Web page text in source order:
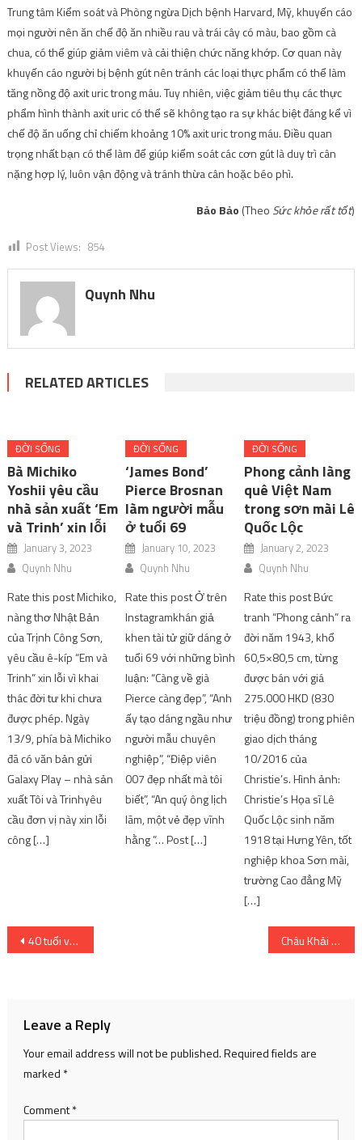
Trung tâm Kiểm soát và Phòng ngừa Dịch bệnh Harvard, Mỹ, khuyến cáo
mọi người nên ăn chế độ ăn nhiều rau và trái cây có màu, bao gồm cà
chua, có thể giúp giảm viêm và cải thiện chức năng khớp. Cơ quan này
khuyến cáo người bị bệnh gút nên tránh các loại thực phẩm có thể làm
tăng nồng độ axit uric trong máu. Tuy nhiên, việc giảm tiêu thụ các thực
phẩm hình thành axit uric có thể sẽ không tạo ra sự khác biệt đáng kể vì
chế độ ăn uống chỉ chiếm khoảng 10% axit uric trong máu. Điều quan
trọng nhất bạn có thể làm để giúp kiểm soát các cơn gút là duy trì cân
nặng hợp lý, luôn vận động và tránh thừa cân hoặc béo phì.
Bảo Bảo (Theo Sức khỏe rất tốt)
Post Views: 854
Quynh Nhu
RELATED ARTICLES
ĐỜI SỐNG
Bà Michiko
Yoshii yêu cầu
nhà sản xuất ‘Em
và Trinh’ xin lỗi
January 3, 2023
Quynh Nhu
Rate this post Michiko,
nàng thơ Nhật Bản
của Trịnh Công Sơn,
yêu cầu ê-kíp “Em và
Trinh” xin lỗi vì khai
thác đời tư khi chưa
được phép. Ngày
13/9, phía bà Michiko
đã có văn bản gửi
Galaxy Play – nhà sản
xuất Tôi và Trinhyêu
cầu đơn vị này xin lỗi
công […]
ĐỜI SỐNG
‘James Bond’
Pierce Brosnan
làm người mẫu
ở tuổi 69
January 10, 2023
Quynh Nhu
Rate this post Ở trên
Instagramkhán giả
khen tài tử giữ dáng ở
tuổi 69 với những bình
luận: “Càng về già
Pierce càng đẹp”, “Anh
ấy tạo dáng ngầu như
người mẫu chuyên
nghiệp”, “Điệp viên
007 đẹp nhất mà tôi
biết”, “An quý ông lịch
lãm, một vẻ đẹp vĩnh
hằng ”… Post […]
ĐỜI SỐNG
Phong cảnh làng
quê Việt Nam
trong sơn mài Lê
Quốc Lộc
January 2, 2023
Quynh Nhu
Rate this post Bức
tranh “Phong cảnh” ra
đời năm 1943, khổ
60,5×80,5 cm, từng
được bán với giá
275.000 HKD (830
triệu đồng) trong phiên
giao dịch tháng
10/2016 của
Christie’s. Hình ảnh:
Christie’s Họa sĩ Lê
Quốc Lộc sinh năm
1918 tại Hưng Yên, tốt
nghiệp khoa Sơn mài,
trường Cao đẳng Mỹ
[…]
Post
40 tuổi vẫn đeo bám Châu Khải Phong lái Lamborghini 30 tỷ trong MV mới
Leave a Reply
Your email address will not be published.Required fields are
marked *
Comment*